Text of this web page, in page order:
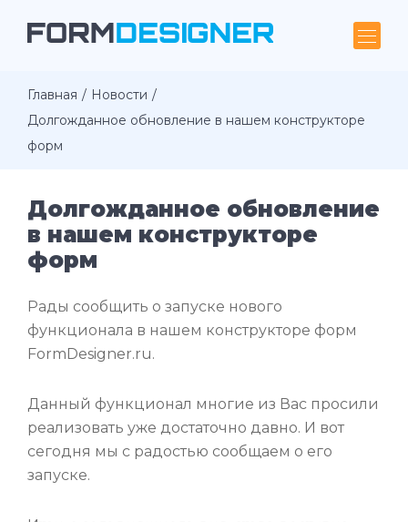
Главная
Новости
Долгожданное обновление в нашем конструкторе
форм
Долгожданное обновление
в нашем конструкторе
форм
Рады сообщить о запуске нового
функционала в нашем конструкторе форм
FormDesigner.ru.
Данный функционал многие из Вас просили
реализовать уже достаточно давно. И вот
сегодня мы с радостью сообщаем о его
запуске.